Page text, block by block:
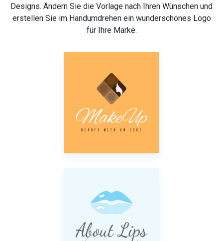
Designs. Ändern Sie die Vorlage nach Ihren Wünschen und
erstellen Sie im Handumdrehen ein wunderschönes Logo
für Ihre Marke.